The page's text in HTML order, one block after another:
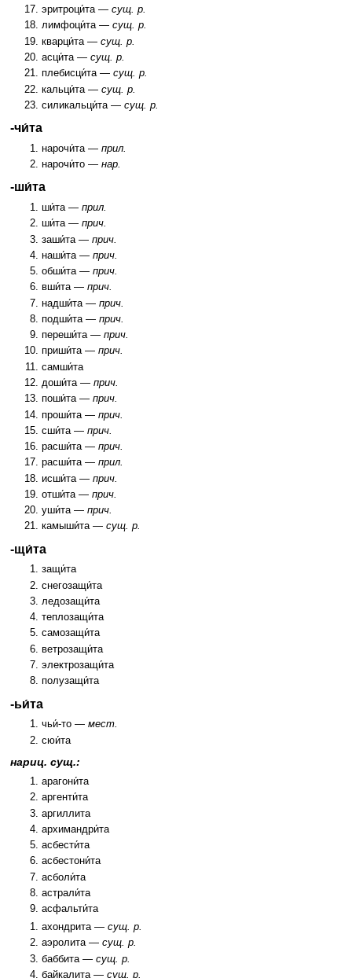
эритроци́та —сущ. р.
лимфоци́та —сущ. р.
кварци́та —сущ. р.
асци́та —сущ. р.
плебисци́та —сущ. р.
кальци́та —сущ. р.
силикальци́та —сущ. р.
-чи́та
нарочи́та —прил.
нарочи́то —нар.
-ши́та
ши́та —прил.
ши́та —прич.
заши́та —прич.
наши́та —прич.
обши́та —прич.
вши́та —прич.
надши́та —прич.
подши́та —прич.
переши́та —прич.
приши́та —прич.
самши́та
доши́та —прич.
поши́та —прич.
проши́та —прич.
сши́та —прич.
расши́та —прич.
расши́та —прил.
исши́та —прич.
отши́та —прич.
уши́та —прич.
камыши́та —сущ. р.
-щи́та
защи́та
снегозащи́та
ледозащи́та
теплозащи́та
самозащи́та
ветрозащи́та
электрозащи́та
полузащи́та
-ьи́та
чьи́-то —мест.
сюи́та
нариц. сущ.:
арагони́та
аргенти́та
аргиллита
архимандри́та
асбести́та
асбестони́та
асболи́та
астрали́та
асфальти́та
ахондрита —сущ. р.
аэролита —сущ. р.
баббита —сущ. р.
байкалита —сущ. р.